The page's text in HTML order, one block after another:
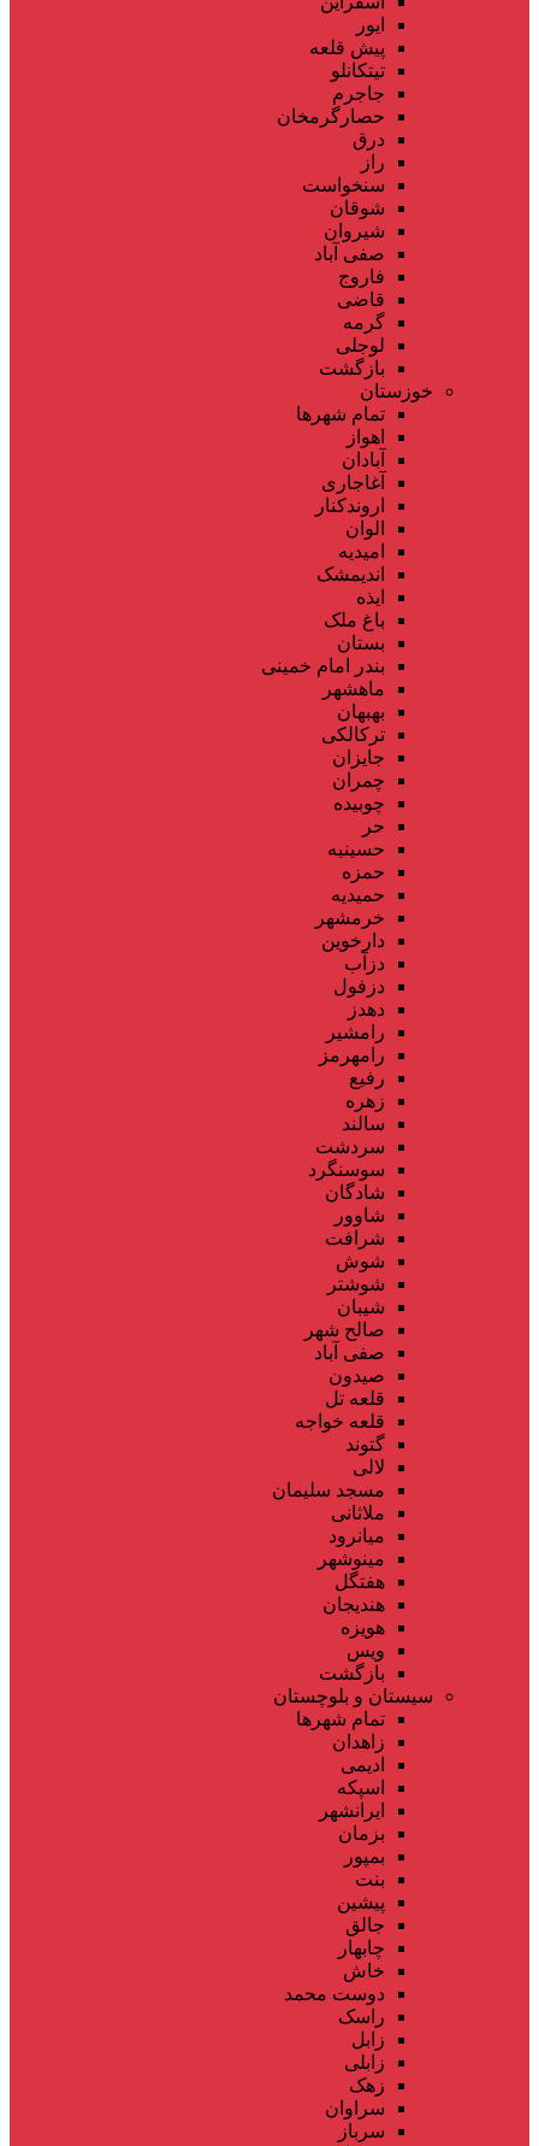
ایور
پیش قلعه
تیتکانلو
جاجرم
حصارگرمخان
درق
راز
سنخواست
شوقان
شیروان
صفی آباد
فاروج
قاضی
گرمه
لوجلی
بازگشت
خوزستان
تمام شهر‌ها
اهواز
آبادان
آغاجاری
اروندکنار
الوان
امیدیه
اندیمشک
ایذه
باغ ملک
بستان
بندر امام خمینی
ماهشهر
بهبهان
ترکالکی
جایزان
چمران
چوبیده
حر
حسینیه
حمزه
حمیدیه
خرمشهر
دارخوین
دزآب
دزفول
دهدز
رامشیر
رامهرمز
رفیع
زهره
سالند
سردشت
سوسنگرد
شادگان
شاوور
شرافت
شوش
شوشتر
شیبان
صالح شهر
صفی آباد
صیدون
قلعه تل
قلعه خواجه
گتوند
لالی
مسجد سلیمان
ملاثانی
میانرود
مینوشهر
هفتگل
هندیجان
هویزه
ویس
بازگشت
سیستان و بلوچستان
تمام شهر‌ها
زاهدان
ادیمی
اسپکه
ایرانشهر
بزمان
بمپور
بنت
پیشین
جالق
چابهار
خاش
دوست محمد
راسک
زابل
زابلی
زهک
سراوان
سرباز